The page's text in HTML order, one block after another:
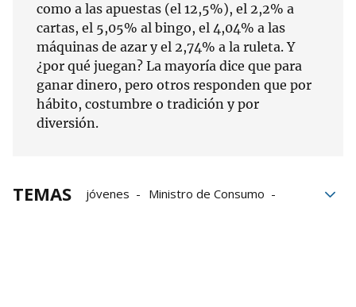
como a las apuestas (el 12,5%), el 2,2% a
cartas, el 5,05% al bingo, el 4,04% a las
máquinas de azar y el 2,74% a la ruleta. Y
¿por qué juegan? La mayoría dice que para
ganar dinero, pero otros responden que por
hábito, costumbre o tradición y por
diversión.
TEMAS jóvenes
Ministro de Consumo